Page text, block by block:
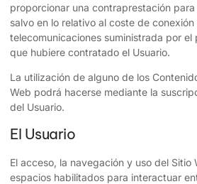
proporcionar una contraprestación
salvo en lo relativo al coste de
telecomunicaciones suministrada por
que hubiere contratado el Usuario.
La utilización de alguno de los
Web podrá hacerse mediante la
del Usuario.
El Usuario
El acceso, la navegación y uso del Sitio
espacios habilitados para interactuar